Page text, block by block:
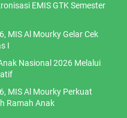
EMIS GTK Semester
MIS Al Mourky Gelar Cek
I
Nasional 2026 Melalui
MIS Al Mourky Perkuat
Ramah Anak